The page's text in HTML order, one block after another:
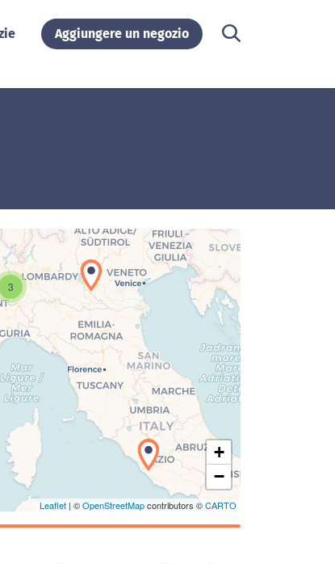
Aggiungere un negozio
Caricamento della carta in corso...
3
+
−
Leaflet | ©OpenStreetMapcontributors ©CARTO